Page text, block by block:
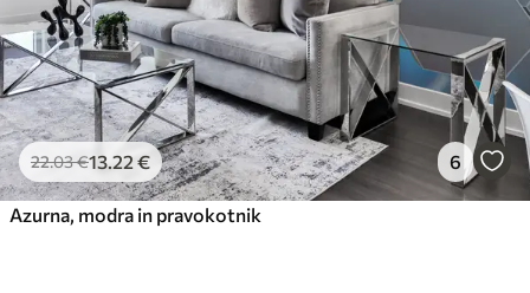
22.03€13.22 € 6
Azurna, modra in pravokotnik